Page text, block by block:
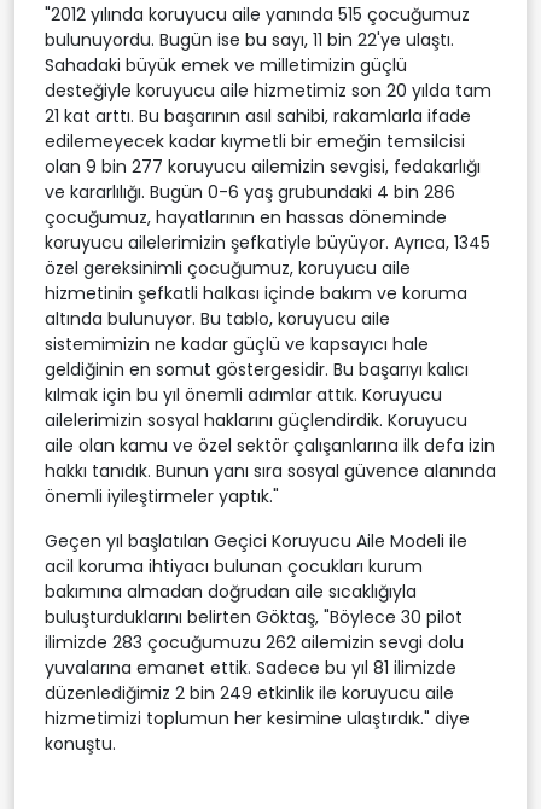
"2012 yılında koruyucu aile yanında 515 çocuğumuz
bulunuyordu. Bugün ise bu sayı, 11 bin 22'ye ulaştı.
Sahadaki büyük emek ve milletimizin güçlü
desteğiyle koruyucu aile hizmetimiz son 20 yılda tam
21 kat arttı. Bu başarının asıl sahibi, rakamlarla ifade
edilemeyecek kadar kıymetli bir emeğin temsilcisi
olan 9 bin 277 koruyucu ailemizin sevgisi, fedakarlığı
ve kararlılığı. Bugün 0-6 yaş grubundaki 4 bin 286
çocuğumuz, hayatlarının en hassas döneminde
koruyucu ailelerimizin şefkatiyle büyüyor. Ayrıca, 1345
özel gereksinimli çocuğumuz, koruyucu aile
hizmetinin şefkatli halkası içinde bakım ve koruma
altında bulunuyor. Bu tablo, koruyucu aile
sistemimizin ne kadar güçlü ve kapsayıcı hale
geldiğinin en somut göstergesidir. Bu başarıyı kalıcı
kılmak için bu yıl önemli adımlar attık. Koruyucu
ailelerimizin sosyal haklarını güçlendirdik. Koruyucu
aile olan kamu ve özel sektör çalışanlarına ilk defa izin
hakkı tanıdık. Bunun yanı sıra sosyal güvence alanında
önemli iyileştirmeler yaptık."
Geçen yıl başlatılan Geçici Koruyucu Aile Modeli ile
acil koruma ihtiyacı bulunan çocukları kurum
bakımına almadan doğrudan aile sıcaklığıyla
buluşturduklarını belirten Göktaş, "Böylece 30 pilot
ilimizde 283 çocuğumuzu 262 ailemizin sevgi dolu
yuvalarına emanet ettik. Sadece bu yıl 81 ilimizde
düzenlediğimiz 2 bin 249 etkinlik ile koruyucu aile
hizmetimizi toplumun her kesimine ulaştırdık." diye
konuştu.